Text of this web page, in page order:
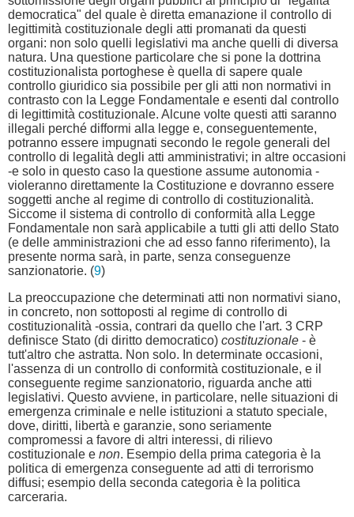
democratica" del quale è diretta emanazione il controllo di
legittimità costituzionale degli atti promanati da questi
organi: non solo quelli legislativi ma anche quelli di diversa
natura. Una questione particolare che si pone la dottrina
costituzionalista portoghese è quella di sapere quale
controllo giuridico sia possibile per gli atti non normativi in
contrasto con la Legge Fondamentale e esenti dal controllo
di legittimità costituzionale. Alcune volte questi atti saranno
illegali perché difformi alla legge e, conseguentemente,
potranno essere impugnati secondo le regole generali del
controllo di legalità degli atti amministrativi; in altre occasioni
-e solo in questo caso la questione assume autonomia -
violeranno direttamente la Costituzione e dovranno essere
soggetti anche al regime di controllo di costituzionalità.
Siccome il sistema di controllo di conformità alla Legge
Fondamentale non sarà applicabile a tutti gli atti dello Stato
(e delle amministrazioni che ad esso fanno riferimento), la
presente norma sarà, in parte, senza conseguenze
sanzionatorie. (9)
La preoccupazione che determinati atti non normativi siano,
in concreto, non sottoposti al regime di controllo di
costituzionalità -ossia, contrari da quello che l'art. 3 CRP
definisce Stato (di diritto democratico) costituzionale - è
tutt'altro che astratta. Non solo. In determinate occasioni,
l'assenza di un controllo di conformità costituzionale, e il
conseguente regime sanzionatorio, riguarda anche atti
legislativi. Questo avviene, in particolare, nelle situazioni di
emergenza criminale e nelle istituzioni a statuto speciale,
dove, diritti, libertà e garanzie, sono seriamente
compromessi a favore di altri interessi, di rilievo
costituzionale e non. Esempio della prima categoria è la
politica di emergenza conseguente ad atti di terrorismo
diffusi; esempio della seconda categoria è la politica
carceraria.